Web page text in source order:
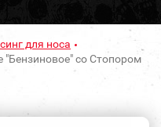
для носа
со Стопором